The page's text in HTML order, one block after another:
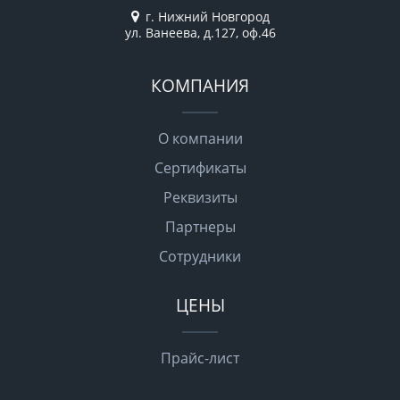
г. Нижний Новгород
ул. Ванеева, д.127, оф.46
КОМПАНИЯ
О компании
Сертификаты
Реквизиты
Партнеры
Сотрудники
ЦЕНЫ
Прайс-лист